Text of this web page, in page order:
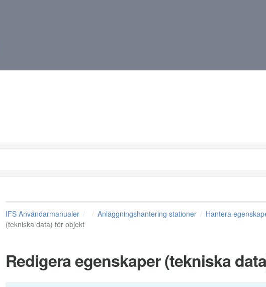
IFS Användarmanualer Anläggningshantering stationer Hantera
(tekniska data) för objekt
Redigera egenskaper (tekniska